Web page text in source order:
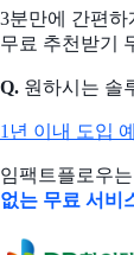
3분만에 간편하
무료 추천받기
Q. 원하시는 솔
1년 이내 도입
임팩트플로우
없는 무료 서비